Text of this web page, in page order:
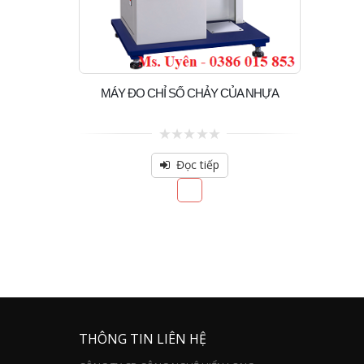
MÁY ĐO CHỈ SỐ CHẢY CỦA NHỰA
0
out
of
Đọc tiếp
THÔNG TIN LIÊN HỆ